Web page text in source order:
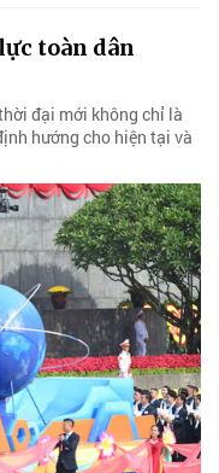
toàn dân
đại mới không chỉ là
hướng cho hiện tại và